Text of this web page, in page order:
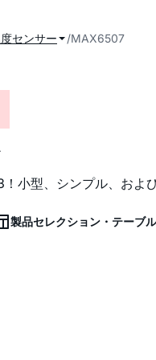
センサー MAX6507
小型、シンプル、およ
製品セレクション・テーブル